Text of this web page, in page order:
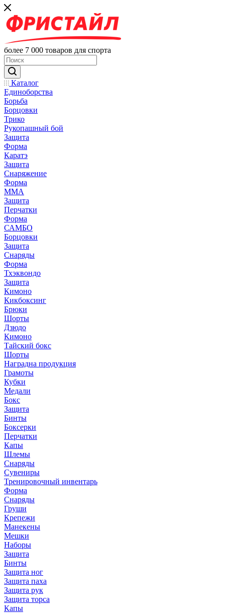
более 7 000 товаров для спорта
Каталог
Единоборства
Борьба
Борцовки
Трико
Рукопашный бой
Защита
Форма
Каратэ
Защита
Снаряжение
Форма
ММА
Защита
Перчатки
Форма
САМБО
Борцовки
Защита
Снаряды
Форма
Тхэквондо
Защита
Кимоно
Кикбоксинг
Брюки
Шорты
Дзюдо
Кимоно
Тайский бокс
Шорты
Наградна продукция
Грамоты
Кубки
Медали
Бокс
Защита
Бинты
Боксерки
Перчатки
Капы
Шлемы
Снаряды
Сувениры
Тренировочный инвентарь
Форма
Снаряды
Груши
Крепежи
Манекены
Мешки
Наборы
Защита
Бинты
Защита ног
Защита паха
Защита рук
Защита торса
Капы